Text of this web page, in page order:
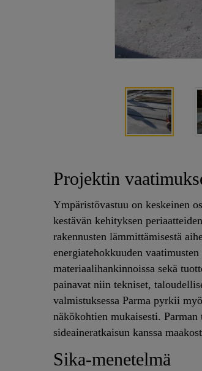
Projektin
Ympäristövastuu on keskeinen
kestävän kehityksen
rakennusten lämmittämisestä
energiatehokkuuden
materiaalihankinnoissa sekä
painavat niin tekniset,
valmistuksessa Parma pyrkii
näkökohtien mukaisesti.
sideaineratkaisun kanssa
Sika-menetelmä